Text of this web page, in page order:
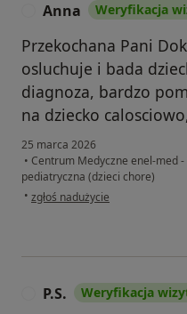
Anna Weryfikacja
Przekochana Pani
osluchuje i bada
diagnoza, bardzo
na dziecko
25 marca 2026
• Centrum Medyczne enel-med -
pediatryczna (dzieci chore)
• w opinii użytkownika Anna
zgłoś nadużycie
P.S. Weryfikacja